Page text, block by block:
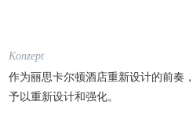
Konzept
作为丽思卡尔顿酒店重新设计的前奏
予以重新设计和强化。